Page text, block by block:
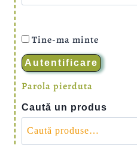
Tine-ma minte
Parola pierduta
Caută un produs
Caută
după: